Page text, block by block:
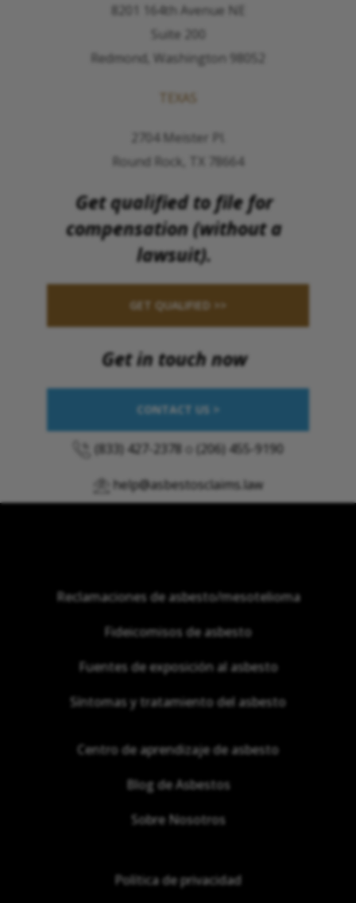
8201 164th Avenue NE
Suite 200
Redmond, Washington 98052
TEXAS
2704 Meister Pl.
Round Rock, TX 78664
Get qualified to file for
compensation (without a
lawsuit).
GET QUALIFIED >>
Get in touch now
CONTACT US >
(833) 427-2378 (206) 455-9190
help@asbestosclaims.law
Reclamaciones de asbesto/mesotelioma
Fideicomisos de asbesto
Fuentes de exposición al asbesto
Síntomas y tratamiento del asbesto
Centro de aprendizaje de asbesto
Blog de Asbestos
Sobre Nosotros
Política de privacidad